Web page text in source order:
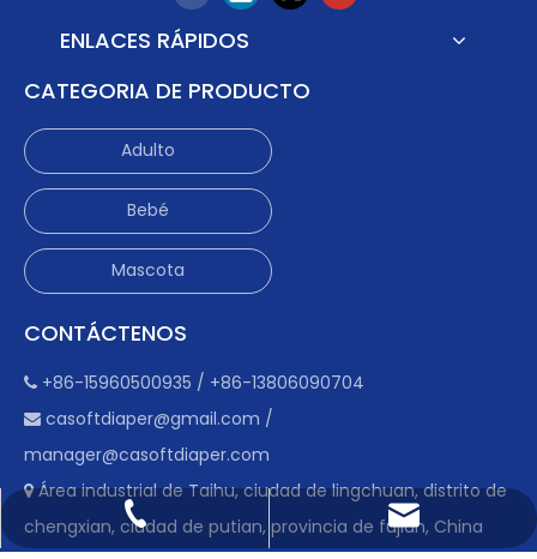
ENLACES RÁPIDOS
CATEGORIA DE PRODUCTO
Adulto
Bebé
Mascota
CONTÁCTENOS
 +86-15960500935 / +86-13806090704
 casoftdiaper@gmail.com /
manager@casoftdiaper.com
Área industrial de Taihu, ciudad de lingchuan, distrito de
chengxian, ciudad de putian, provincia de fujian, China
+86-15960500935
casoftdiaper@gmail.com